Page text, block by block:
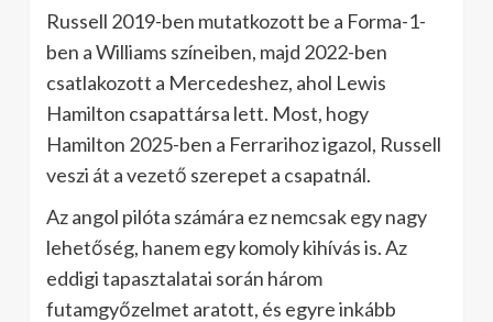
Russell 2019-ben mutatkozott be a Forma-1-
ben a Williams színeiben, majd 2022-ben
csatlakozott a Mercedeshez, ahol Lewis
Hamilton csapattársa lett. Most, hogy
Hamilton 2025-ben a Ferrarihoz igazol, Russell
veszi át a vezető szerepet a csapatnál.
Az angol pilóta számára ez nemcsak egy nagy
lehetőség, hanem egy komoly kihívás is. Az
eddigi tapasztalatai során három
futamgyőzelmet aratott, és egyre inkább